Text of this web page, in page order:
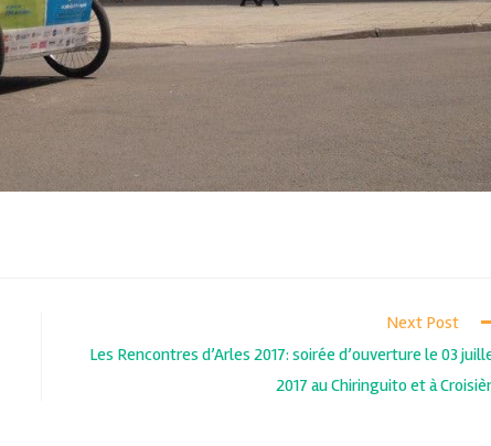
Next Post
Les Rencontres d’Arles 2017: soirée d’ouverture le 03
2017 au Chiringuito et à